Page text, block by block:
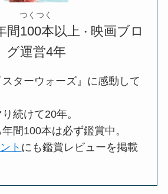
つくつく
間100本以上 ・ 映画ブロ
グ運営4年
ターウォーズ』に感動して
続けて20年。
間100本は必ず鑑賞中。
ト にも鑑賞レビューを掲載